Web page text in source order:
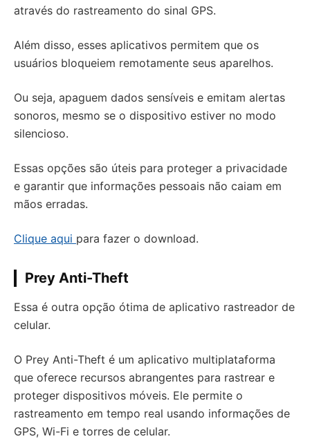
através do rastreamento do sinal GPS.
Além disso, esses aplicativos permitem que os
usuários bloqueiem remotamente seus aparelhos.
Ou seja, apaguem dados sensíveis e emitam alertas
sonoros, mesmo se o dispositivo estiver no modo
silencioso.
Essas opções são úteis para proteger a privacidade
e garantir que informações pessoais não caiam em
mãos erradas.
Clique aqui para fazer o download.
Prey Anti-Theft
Essa é outra opção ótima de aplicativo rastreador de
celular.
O Prey Anti-Theft é um aplicativo multiplataforma
que oferece recursos abrangentes para rastrear e
proteger dispositivos móveis. Ele permite o
rastreamento em tempo real usando informações de
GPS, Wi-Fi e torres de celular.